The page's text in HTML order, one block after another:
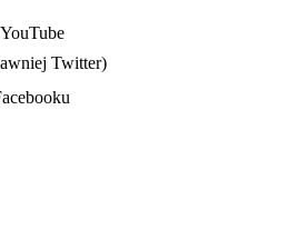
Twitter)